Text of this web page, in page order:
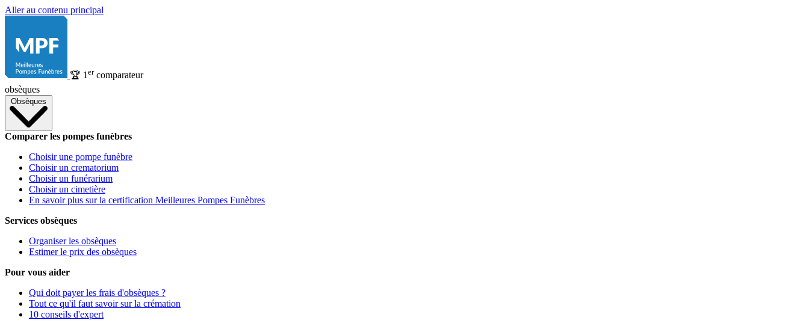
Aller au contenu principal
🏆 1 ercomparateur
obsèques
Obsèques
Comparer les pompes funèbres
Choisir une pompe funèbre
Choisir un crematorium
Choisir un funérarium
Choisir un cimetière
En savoir plus sur la certification Meilleures Pompes Funèbres
Services obsèques
Organiser les obsèques
Estimer le prix des obsèques
Pour vous aider
Qui doit payer les frais d'obsèques ?
Tout ce qu'il faut savoir sur la crémation
10 conseils d'expert